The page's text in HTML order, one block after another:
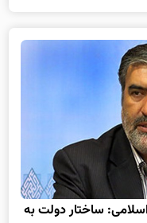
ساختار دولت به